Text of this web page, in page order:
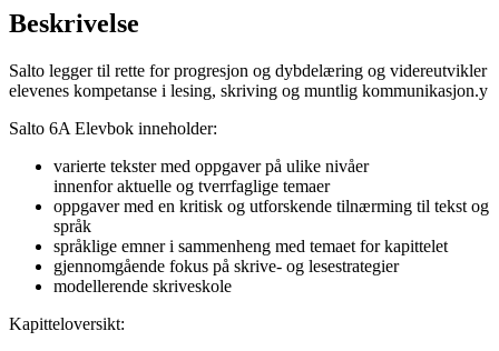
Beskrivelse
Salto legger til rette for progresjon og dybdelæring og videreutvikler
elevenes kompetanse i lesing, skriving og muntlig kommunikasjon.y
Salto 6A Elevbok inneholder:
varierte tekster med oppgaver på ulike nivåer
innenfor aktuelle og tverrfaglige temaer
oppgaver med en kritisk og utforskende tilnærming til tekst og
språk
språklige emner i sammenheng med temaet for kapittelet
gjennomgående fokus på skrive- og lesestrategier
modellerende skriveskole
Kapitteloversikt: